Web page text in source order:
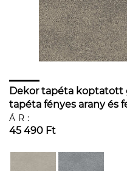
Dekor tapéta koptatott
tapéta fényes arany és
ÁR:
45 490 Ft